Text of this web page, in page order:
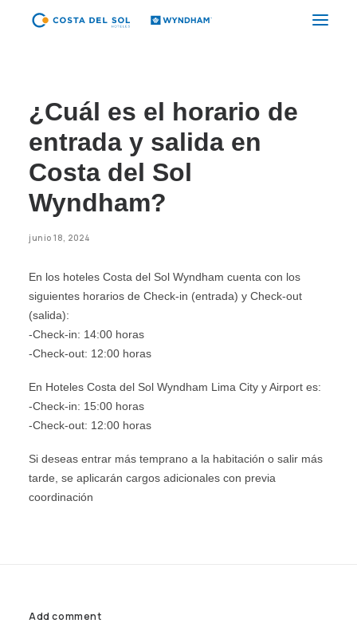
PAQUETES
PROMOCIONES
EVENTOS
RESTAURANTES
SPA
ES
(+51) 01 200 9200
¿Cuál es el horario de
entrada y salida en
Costa del Sol
Wyndham?
junio 18, 2024
En los hoteles Costa del Sol Wyndham cuenta con los
siguientes horarios de Check-in (entrada) y Check-out
(salida):
-Check-in: 14:00 horas
-Check-out: 12:00 horas
En Hoteles Costa del Sol Wyndham Lima City y Airport es:
-Check-in: 15:00 horas
-Check-out: 12:00 horas
Si deseas entrar más temprano a la habitación o salir más
tarde, se aplicarán cargos adicionales con previa
coordinación
Add comment